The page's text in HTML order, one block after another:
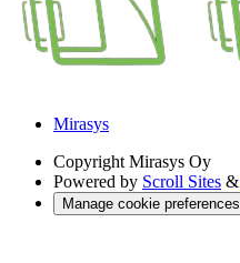
Mirasys
Copyright Mirasys Oy
Powered by Scroll Sites &
Manage cookie preferences